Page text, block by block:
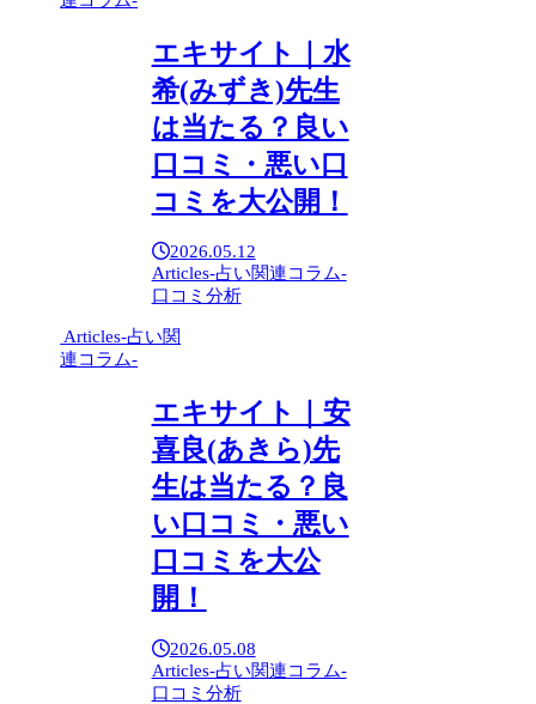
エキサイト｜水
希(みずき)先生
は当たる？良い
口コミ・悪い口
コミを大公開！
2026.05.12
Articles-占い関連コラム-
口コミ分析
Articles-占い関
連コラム-
エキサイト｜安
喜良(あきら)先
生は当たる？良
い口コミ・悪い
口コミを大公
開！
2026.05.08
Articles-占い関連コラム-
口コミ分析